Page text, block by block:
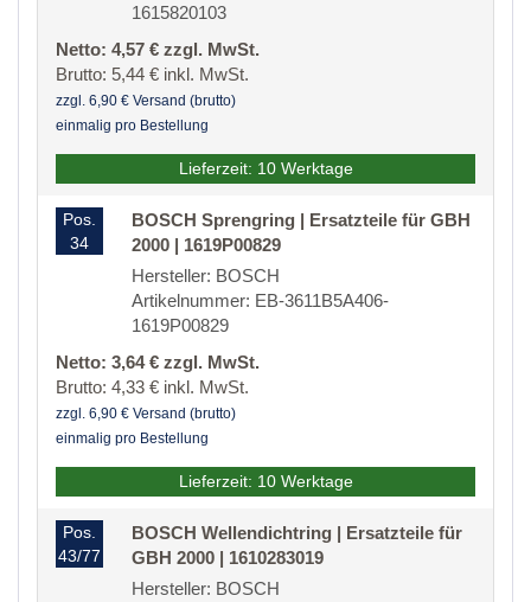
1615820103
Netto: 4,57 € zzgl. MwSt.
Brutto: 5,44 € inkl. MwSt.
zzgl. 6,90 € Versand (brutto)
einmalig pro Bestellung
Lieferzeit: 10 Werktage
Pos.
34
BOSCH Sprengring | Ersatzteile für GBH
2000 | 1619P00829
Hersteller: BOSCH
Artikelnummer: EB-3611B5A406-
1619P00829
Netto: 3,64 € zzgl. MwSt.
Brutto: 4,33 € inkl. MwSt.
zzgl. 6,90 € Versand (brutto)
einmalig pro Bestellung
Lieferzeit: 10 Werktage
Pos.
43/77
BOSCH Wellendichtring | Ersatzteile für
GBH 2000 | 1610283019
Hersteller: BOSCH